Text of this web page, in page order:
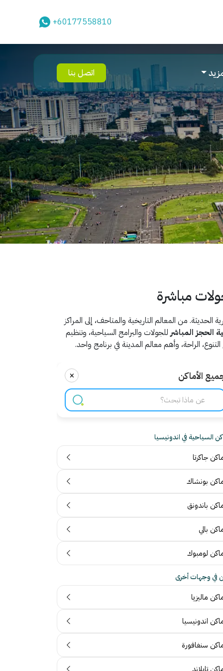
+60177558810
اتصل بنا
مباشرة
من المعالم التاريخية والمتاحف، إلى المراكز
الحجز المباشرللجولات والبرامج السياحية، وتنظيم
الراحة، وأهم معالم المدينة في برنامج واحد.
الأماكن ×
السياحية في اندونيسيا
جاكرتا
بونشاك
باندونق
بالي
لومبوك
في وجهات أخرى
ماليزيا
اندونيسيا
سنغافورة